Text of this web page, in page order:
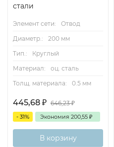
стали
Элемент сети:
Отвод
Диаметр.:
200 мм
Тип.:
Круглый
Материал:
оц. сталь
Толщ. материала:
0.5 мм
445,68 ₽ 646,23₽
- 31% Экономия 200,55 ₽
В корзину